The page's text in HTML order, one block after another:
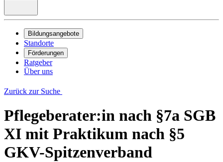
Bildungsangebote
Standorte
Förderungen
Ratgeber
Über uns
Zurück zur Suche
Pflegeberater:in nach §7a SGB
XI mit Praktikum nach §5
GKV-Spitzenverband